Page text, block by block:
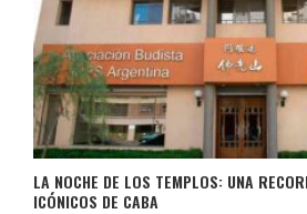
LA NOCHE DE LOS TEMPLOS: UNA
ICÓNICOS DE CABA